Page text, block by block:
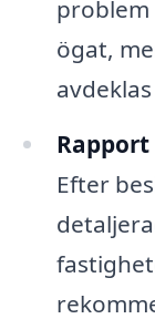
ögat,
Efter